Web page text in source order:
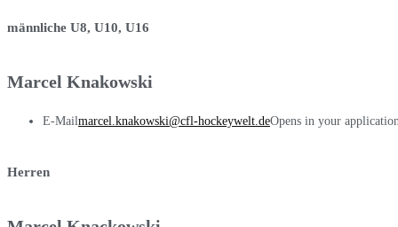
männliche U8, U10, U16
Marcel Knakowski
E-Mailmarcel.knakowski@cfl-hockeywelt.deOpens in your
Herren